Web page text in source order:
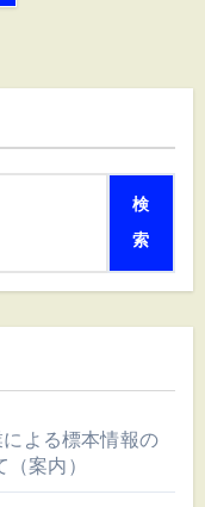
検
索
よる標本情報の
案内）